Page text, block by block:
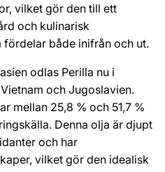
vilket gör den till ett
och kulinarisk
både inifrån och ut.
odlas Perilla nu i
och Jugoslavien.
mellan 25,8 % och 51,7 %
Denna olja är djupt
och har
vilket gör den idealisk